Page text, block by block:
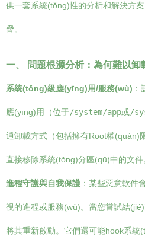
供一套系統(tǒng)性的分析和解決方
脅。
一、 問題根源分析：為何難以卸
系統(tǒng)級應(yīng)用/服務(wù)
應(yīng)用（位于/system/app或/
通卸載方式（包括擁有Root權(quán)
直接移除系統(tǒng)分區(qū)中的文件
進程守護與自我保護 ：某些惡意軟件
視的進程或服務(wù)。當您嘗試結
將其重新啟動。它們還可能hook系統